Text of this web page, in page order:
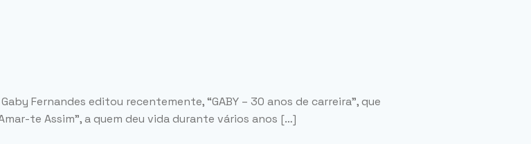
Fernandes editou recentemente, “GABY – 30 anos de carreira”, que
te Assim”, a quem deu vida durante vários anos […]